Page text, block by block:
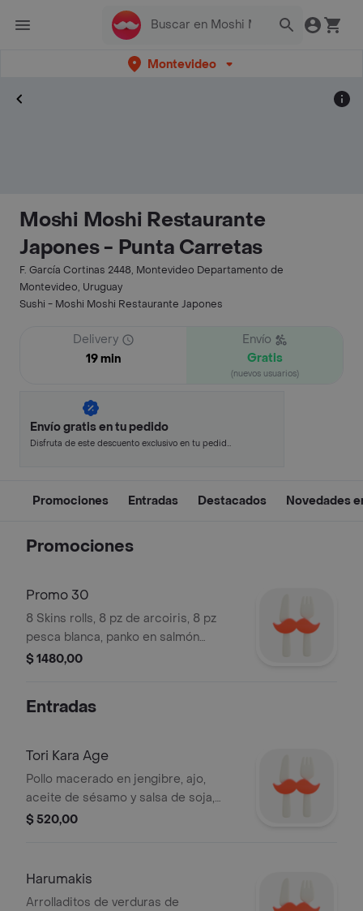
Montevideo
Moshi Moshi Restaurante
Japones - Punta Carretas
F. García Cortinas 2448, Montevideo Departamento de
Montevideo, Uruguay
Sushi - Moshi Moshi Restaurante Japones
Delivery
19 min
Envío
Gratis
(nuevos usuarios)
Envío gratis en tu pedido
Disfruta de este descuento exclusivo en tu pedido
Promociones Entradas Destacados Novedades
Promociones
Promo 30
8 Skins rolls, 8 pz de arcoiris, 8 pz
pesca blanca, panko en salmón
ahumado, 2 nigiris skins, 2 nigiris de
$ 1480,00
Entradas
Tori Kara Age
Pollo macerado en jengibre, ajo,
aceite de sésamo y salsa de soja,
frito.
$ 520,00
Harumakis
Arrolladitos de verduras de